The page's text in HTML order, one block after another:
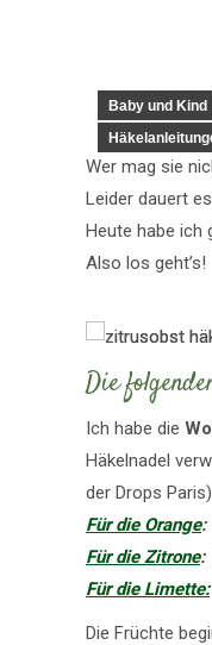
Baby und Kind
Wer mag sie
Leider dauert
Heute habe ich
Also los geht’s!
Die
Ich habe die
Häkelnadel
der Drops Paris)
Für die Orange:
Für die Zitrone:
Für die Limette:
Die Früchte